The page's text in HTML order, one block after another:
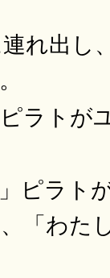
れ出し
ラトが
ピラト
「わた